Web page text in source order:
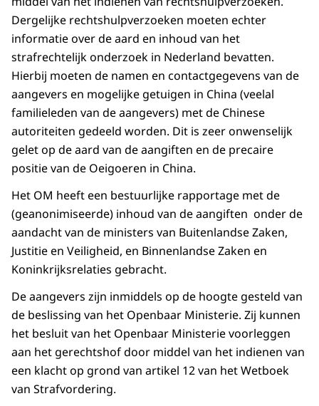
Dergelijke rechtshulpverzoeken moeten echter
informatie over de aard en inhoud van het
strafrechtelijk onderzoek in Nederland bevatten.
Hierbij moeten de namen en contactgegevens van de
aangevers en mogelijke getuigen in China (veelal
familieleden van de aangevers) met de Chinese
autoriteiten gedeeld worden. Dit is zeer onwenselijk
gelet op de aard van de aangiften en de precaire
positie van de Oeigoeren in China.
Het OM heeft een bestuurlijke rapportage met de
(geanonimiseerde) inhoud van de aangiften onder de
aandacht van de ministers van Buitenlandse Zaken,
Justitie en Veiligheid, en Binnenlandse Zaken en
Koninkrijksrelaties gebracht.
De aangevers zijn inmiddels op de hoogte gesteld van
de beslissing van het Openbaar Ministerie. Zij kunnen
het besluit van het Openbaar Ministerie voorleggen
aan het gerechtshof door middel van het indienen van
een klacht op grond van artikel 12 van het Wetboek
van Strafvordering.